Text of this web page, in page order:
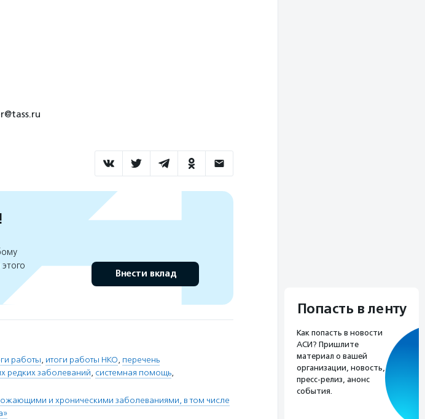
Внести вклад
работы, итоги работы НКО, перечень
редких заболеваний, системная помощь,
и хроническими заболеваниями, в том числе
Попасть в ленту
Как попасть в новости
АСИ? Пришлите
материал о вашей
организации, новость,
пресс-релиз, анонс
события.